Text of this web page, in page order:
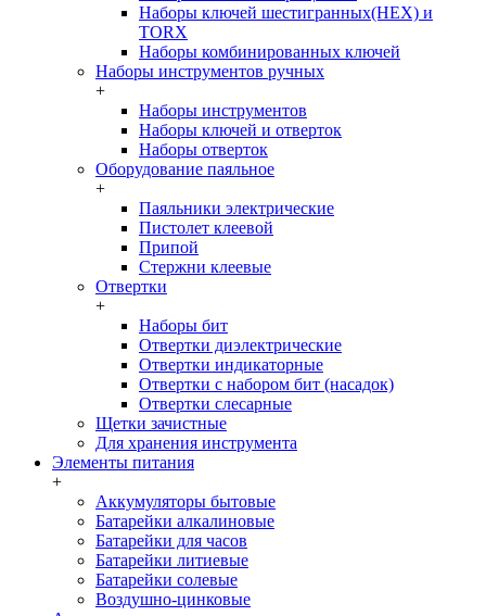
Наборы ключей шестигранных(HEX) и
TORX
Наборы комбинированных ключей
Наборы инструментов ручных
+
Наборы инструментов
Наборы ключей и отверток
Наборы отверток
Оборудование паяльное
+
Паяльники электрические
Пистолет клеевой
Припой
Стержни клеевые
Отвертки
+
Наборы бит
Отвертки диэлектрические
Отвертки индикаторные
Отвертки с набором бит (насадок)
Отвертки слесарные
Щетки зачистные
Для хранения инструмента
Элементы питания
+
Аккумуляторы бытовые
Батарейки алкалиновые
Батарейки для часов
Батарейки литиевые
Батарейки солевые
Воздушно-цинковые